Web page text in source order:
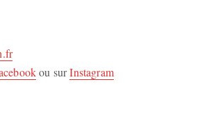
ou surInstagram